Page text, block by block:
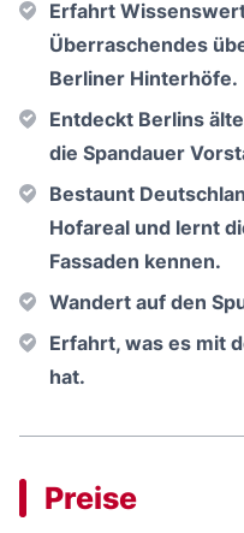
Erfahrt
Überraschendes
Berliner Hinterhöfe.
Entdeckt Berlins
die Spandauer
Bestaunt
Hofareal und lernt
Fassaden kennen.
Wandert auf den
Erfahrt, was es mit
hat.
Preise